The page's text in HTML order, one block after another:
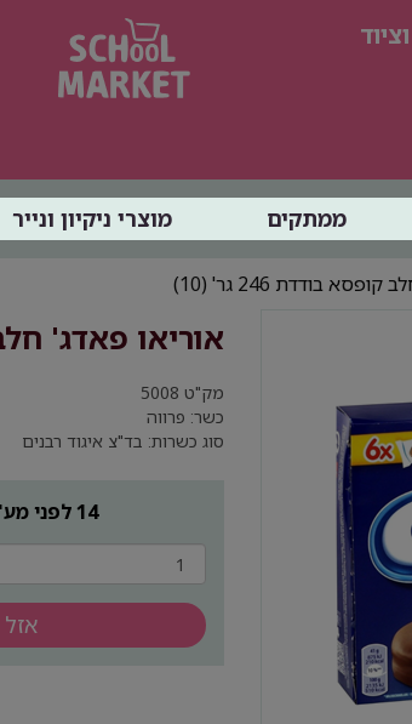
ממתקים מוצרי ניקיון ונייר
בודדת 246 גר' (10)
אוריאו פאדג' חלב
מק"ט 5008
כשר: פרווה
סוג כשרות: בד"צ איגוד רבנים
14 לפני מע''מ